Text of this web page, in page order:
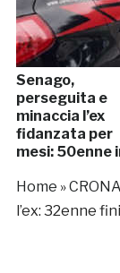
Senago,
perseguita e
minaccia l’ex
fidanzata per
mesi: 50enne
Home »
l’ex: 32enne